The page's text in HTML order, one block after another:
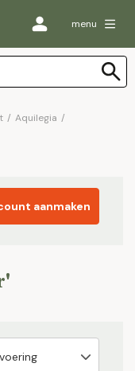
menu
/ Aquilegia /
aanmaken